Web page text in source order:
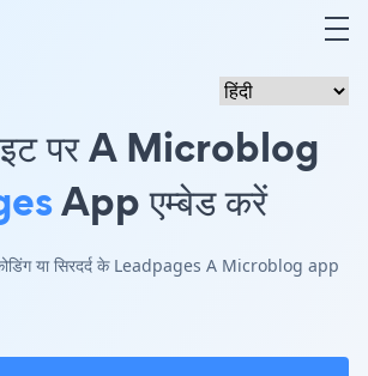
पर A Microblog
App एम्बेड करें
या सिरदर्द के Leadpages A Microblog app